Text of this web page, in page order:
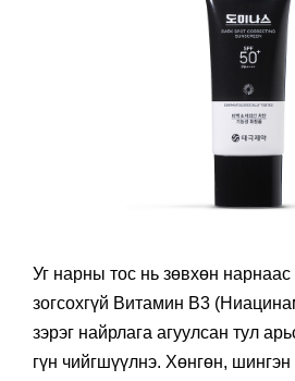
Уг нарны тос нь зөвхөн
зогсохгүй Витамин B3
зэрэг найрлага агуулсан тул
гүн чийгшүүлнэ. Хөнгөн, шингэн